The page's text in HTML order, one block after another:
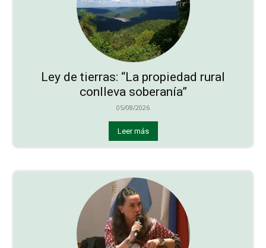
Ley de tierras: “La propiedad rural
conlleva soberanía”
05/08/2026
Leer más